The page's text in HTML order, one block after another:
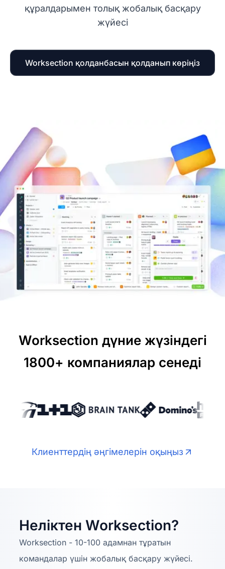
құралдарымен толық жобалық басқару
жүйесі
Worksection қолданбасын қолданып көріңіз
Worksection дүние жүзіндегі
1800+ компаниялар сенеді
Клиенттердің әңгімелерін оқыңыз
Неліктен Worksection?
Worksection - 10-100 адамнан тұратын
командалар үшін жобалық басқару жүйесі.